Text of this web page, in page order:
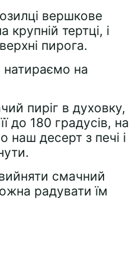
вершкове
тертці, і
пирога.
пиріг в духовку,
до 180 градусів, на
наш десерт з печі і
смачний
радувати їм